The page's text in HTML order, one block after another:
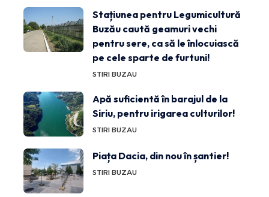
Stațiunea pentru Legumicultură
Buzău caută geamuri vechi
pentru sere, ca să le înlocuiască
pe cele sparte de furtuni!
STIRI BUZAU
Apă suficientă în barajul de la
Siriu, pentru irigarea culturilor!
STIRI BUZAU
Piața Dacia, din nou în șantier!
STIRI BUZAU